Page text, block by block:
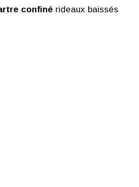
confinérideaux baissés